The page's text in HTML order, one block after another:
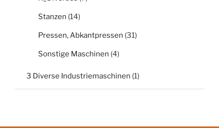
Stanzen (14)
Pressen, Abkantpressen (31)
Sonstige Maschinen (4)
3 Diverse Industriemaschinen (1)